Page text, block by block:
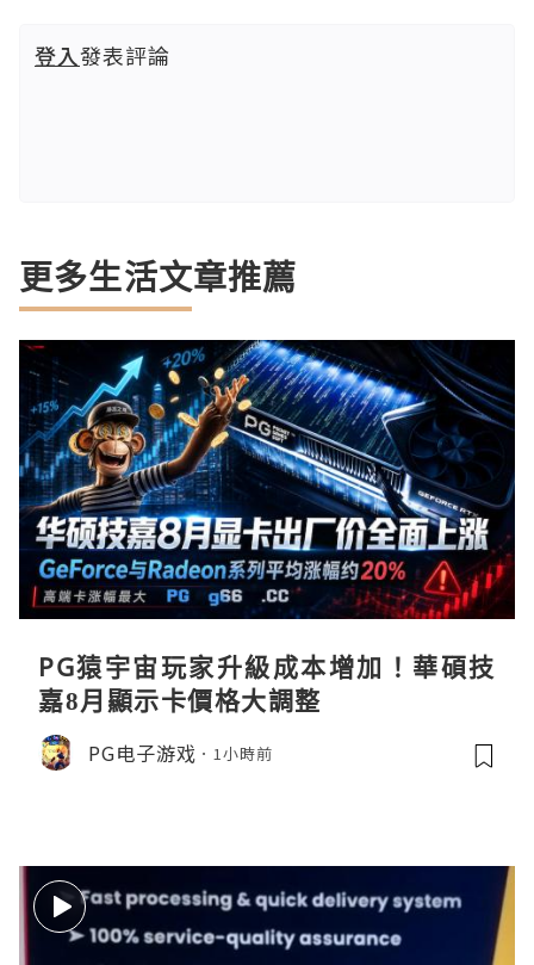
登入發表評論
更多生活文章推薦
PG猿宇宙玩家升級成本增加！華碩技
嘉8月顯示卡價格大調整
PG电子游戏 1小時前